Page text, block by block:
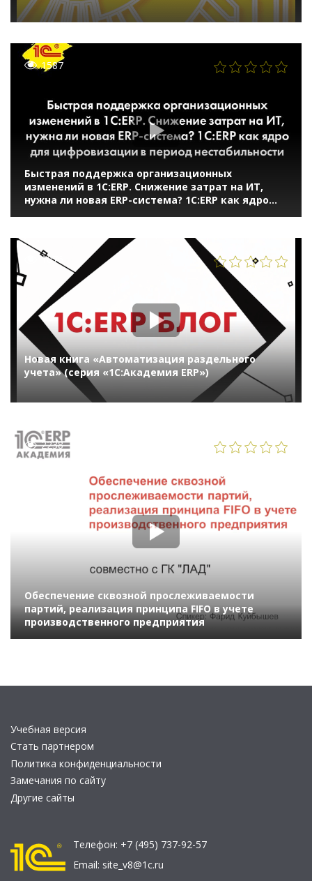
1587
Быстрая поддержка организационных
изменений в 1С:ERP. Снижение затрат на ИТ,
нужна ли новая ERP-система? 1С:ERP как ядро
2020 г., Кислов Алексей, "1С")
1076
Новая книга «Автоматизация раздельного
учета» (серия «1С:Академия ERP»)
2238
Обеспечение сквозной прослеживаемости
партий, реализация принципа FIFO в учете
производственного предприятия
Учебная версия
Стать партнером
Политика конфиденциальности
Замечания по сайту
Другие сайты
Телефон: +7 (495) 737-92-57
Email: site_v8@1c.ru